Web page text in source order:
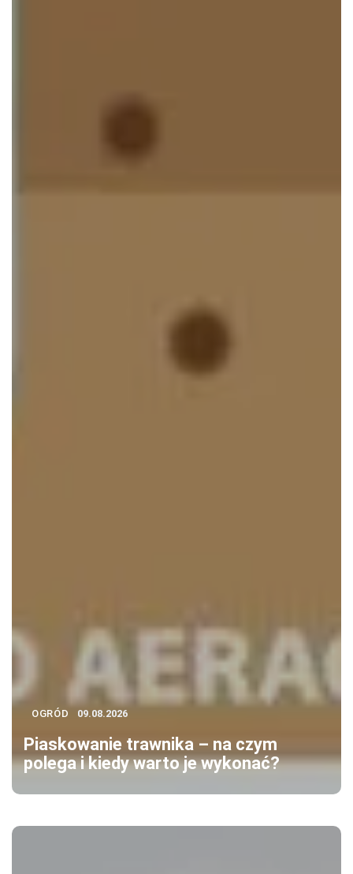
OGRÓD 09.08.2026
Piaskowanie trawnika – na czym
polega i kiedy warto je wykonać?